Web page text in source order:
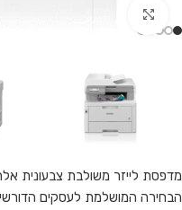
הבחירה המושלמת לעסקים